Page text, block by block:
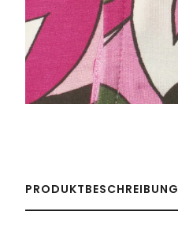
PRODUKTBESCHREIBUNG